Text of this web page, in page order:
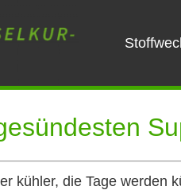
kühler, die Tage werden